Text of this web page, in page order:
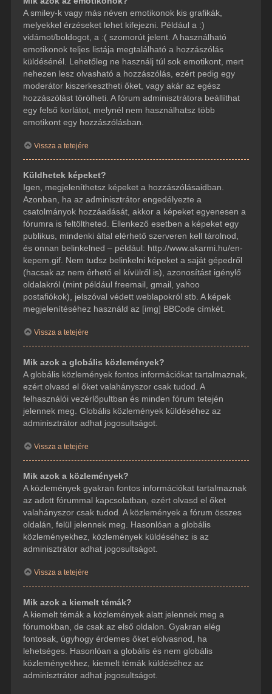
A smiley-k vagy más néven emotikonok kis grafikák,
melyekkel érzéseket lehet kifejezni. Például a :)
vidámot/boldogot, a :( szomorút jelent. A használható
emotikonok teljes listája megtalálható a hozzászólás
küldésénél. Lehetőleg ne használj túl sok emotikont, mert
nehezen lesz olvasható a hozzászólás, ezért pedig egy
moderátor kiszerkesztheti őket, vagy akár az egész
hozzászólást törölheti. A fórum adminisztrátora beállíthat
egy felső korlátot, melynél nem használhatsz több
emotikont egy hozzászólásban.
Vissza a tetejére
Küldhetek képeket?
Igen, megjeleníthetsz képeket a hozzászólásaidban.
Azonban, ha az adminisztrátor engedélyezte a
csatolmányok hozzáadását, akkor a képeket egyenesen a
fórumra is feltöltheted. Ellenkező esetben a képeket egy
publikus, mindenki által elérhető szerveren kell tárolnod,
és onnan belinkelned – például: http://www.akarmi.hu/en-
kepem.gif. Nem tudsz belinkelni képeket a saját gépedről
(hacsak az nem érhető el kívülről is), azonosítást igénylő
oldalakról (mint például freemail, gmail, yahoo
postafiókok), jelszóval védett weblapokról stb. A képek
megjelenítéséhez használd az [img] BBCode címkét.
Vissza a tetejére
Mik azok a globális közlemények?
A globális közlemények fontos információkat tartalmaznak,
ezért olvasd el őket valahányszor csak tudod. A
felhasználói vezérlőpultban és minden fórum tetején
jelennek meg. Globális közlemények küldéséhez az
adminisztrátor adhat jogosultságot.
Vissza a tetejére
Mik azok a közlemények?
A közlemények gyakran fontos információkat tartalmaznak
az adott fórummal kapcsolatban, ezért olvasd el őket
valahányszor csak tudod. A közlemények a fórum összes
oldalán, felül jelennek meg. Hasonlóan a globális
közleményekhez, közlemények küldéséhez is az
adminisztrátor adhat jogosultságot.
Vissza a tetejére
Mik azok a kiemelt témák?
A kiemelt témák a közlemények alatt jelennek meg a
fórumokban, de csak az első oldalon. Gyakran elég
fontosak, úgyhogy érdemes őket elolvasnod, ha
lehetséges. Hasonlóan a globális és nem globális
közleményekhez, kiemelt témák küldéséhez az
adminisztrátor adhat jogosultságot.